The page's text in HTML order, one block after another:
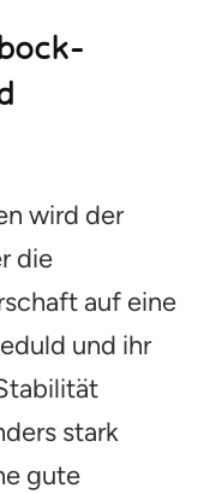
wird der
die
auf eine
und ihr
stark
gute